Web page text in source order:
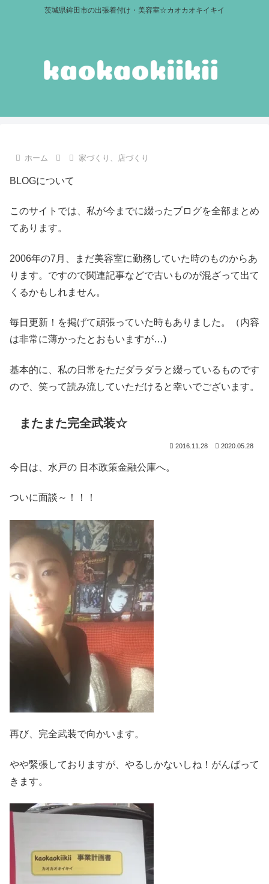
茨城県鉾田市の出張着付け・美容室☆カオカオキイキイ
ホーム 家づくり、店づくり
BLOGについて
このサイトでは、私が今までに綴ったブログを全部まとめ
てあります。
2006年の7月、まだ美容室に勤務していた時のものからあ
ります。ですので関連記事などで古いものが混ざって出て
くるかもしれません。
毎日更新！を掲げて頑張っていた時もありました。（内容
は非常に薄かったとおもいますが…)
基本的に、私の日常をただダラダラと綴っているものです
ので、笑って読み流していただけると幸いでございます。
またまた完全武装☆
2016.11.28 2020.05.28
今日は、水戸の 日本政策金融公庫へ。
ついに面談～！！！
再び、完全武装で向かいます。
やや緊張しておりますが、やるしかないしね！がんばって
きます。